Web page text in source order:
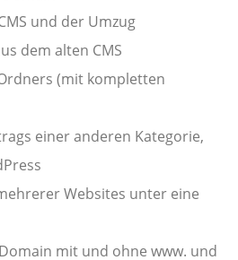
und der Umzug
dem alten CMS
(mit kompletten
einer anderen Kategorie,
Websites unter eine
mit und ohne www. und